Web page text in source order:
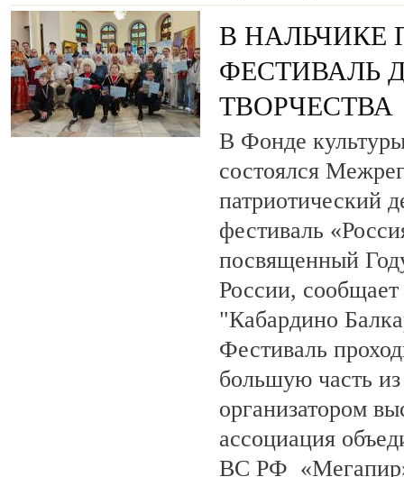
В НАЛЬЧИКЕ
ФЕСТИВАЛЬ
ТВОРЧЕСТВА
В Фонде
состоялся
патриотический
фестиваль
посвященный
России,
"Кабардино
Фестиваль
большую часть
организатором
ассоциация
ВС РФ «Мегапир»